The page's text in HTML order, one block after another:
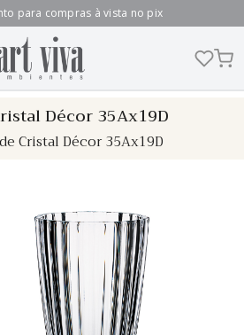
para compras à vista no pix
Décor 35Ax19D
Cristal Décor 35Ax19D